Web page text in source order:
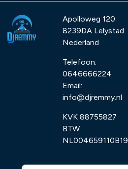
Apolloweg 120
8239DA Lelystad
Nederland
Telefoon:
0646666224
Email:
info@djremmy.nl
KVK 88755827
BTW
NL004659110B19